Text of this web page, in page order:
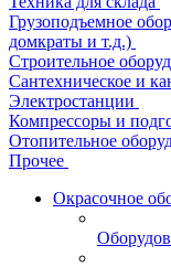
Грузоподъемное
домкраты и т.д.)
Строительное
Сантехническое и
Электростанции
Компрессоры и
Отопительное
Прочее
Окрасочное